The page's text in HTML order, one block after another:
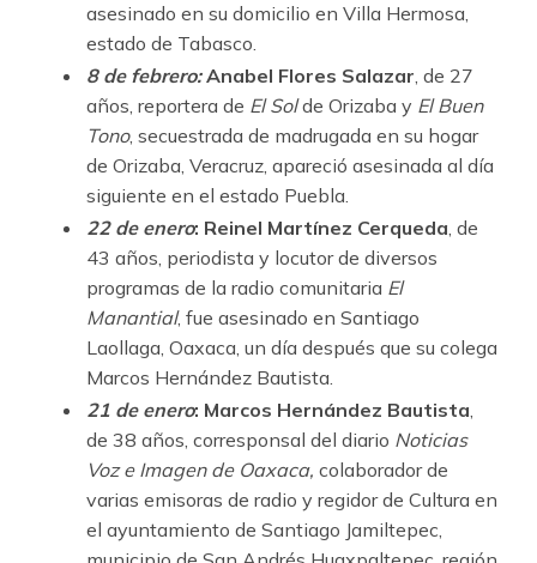
asesinado en su domicilio en Villa Hermosa,
estado de Tabasco.
8 de febrero:Anabel Flores Salazar, de 27
años, reportera de El Solde Orizaba y El Buen
Tono, secuestrada de madrugada en su hogar
de Orizaba, Veracruz, apareció asesinada al día
siguiente en el estado Puebla.
22 de enero: Reinel Martínez Cerqueda, de
43 años, periodista y locutor de diversos
programas de la radio comunitaria El
Manantial, fue asesinado en Santiago
Laollaga, Oaxaca, un día después que su colega
Marcos Hernández Bautista.
21 de enero: Marcos Hernández Bautista,
de 38 años, corresponsal del diario Noticias
Voz e Imagen de Oaxaca, colaborador de
varias emisoras de radio y regidor de Cultura en
el ayuntamiento de Santiago Jamiltepec,